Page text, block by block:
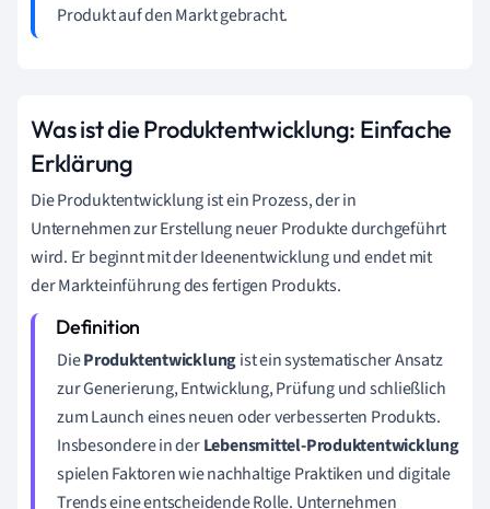
Produkt auf den Markt gebracht.
Was ist die Produktentwicklung: Einfache
Erklärung
Die Produktentwicklung ist ein Prozess, der in
Unternehmen zur Erstellung neuer Produkte durchgeführt
wird. Er beginnt mit der Ideenentwicklung und endet mit
der Markteinführung des fertigen Produkts.
DieProduktentwicklungist ein systematischer Ansatz
zur Generierung, Entwicklung, Prüfung und schließlich
zum Launch eines neuen oder verbesserten Produkts.
Insbesondere in derLebensmittel-Produktentwicklung
spielen Faktoren wie nachhaltige Praktiken und digitale
Trends eine entscheidende Rolle. Unternehmen